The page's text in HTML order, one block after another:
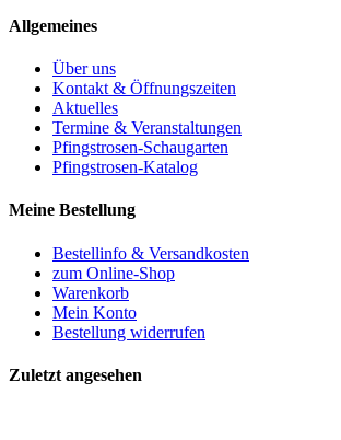
Allgemeines
Über uns
Kontakt & Öffnungszeiten
Aktuelles
Termine & Veranstaltungen
Pfingstrosen-Schaugarten
Pfingstrosen-Katalog
Meine Bestellung
Bestellinfo & Versandkosten
zum Online-Shop
Warenkorb
Mein Konto
Bestellung widerrufen
Zuletzt angesehen